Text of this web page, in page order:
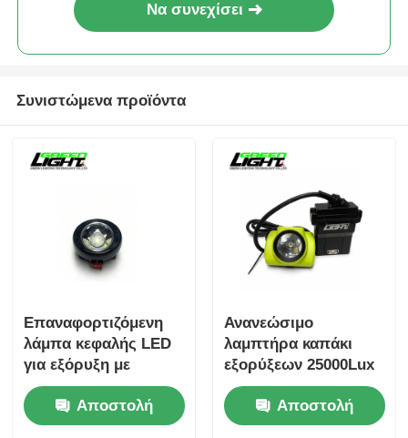
Να συνεχίσει
Συνιστώμενα προϊόντα
Επαναφορτιζόμενη
λάμπα κεφαλής LED
για εξόρυξη με
καλώδιο, αδιάβροχη
IP67, φωτισμός
υπόγειας εξόρυξης
Αποστολή
Ανανεώσιμο
λαμπτήρα καπάκι
εξορύξεων 25000Lux
LED ορυκτής
προβολέας IP68
13,6Ah μπαταρία
Αποστολή